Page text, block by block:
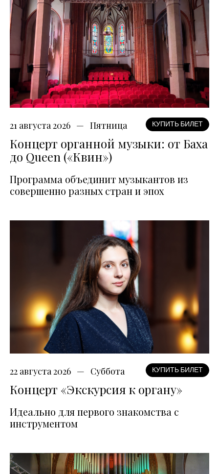
21 августа 2026 Пятница КУПИТЬ БИЛЕТ
Концерт органной музыки: от Баха
до Queen («Квин»)
Программа объединит музыкантов из
совершенно разных стран и эпох
22 августа 2026 Суббота КУПИТЬ БИЛЕТ
Концерт «Экскурсия к органу»
Идеально для первого знакомства с
инструментом